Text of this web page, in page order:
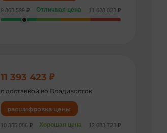
9 863 599 ₽ Отличная цена 11 628 023 ₽
11 393 423 ₽
с доставкой во Владивосток
расшифровка цены
10 355 086 ₽ Хорошая цена 12 683 723 ₽